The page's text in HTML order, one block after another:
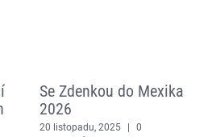
Se Zdenkou do Mexika
2026
20 listopadu, 2025
0